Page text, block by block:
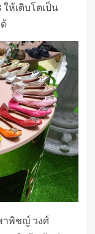
ห้เติบโตเป็น
าพิชญ์ วงศ์